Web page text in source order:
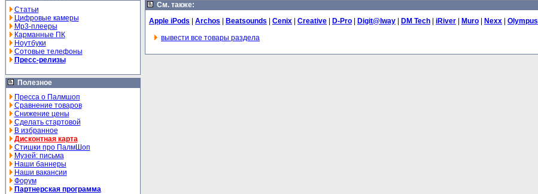
Статьи
Цифровые камеры
Mp3-плееры
Карманные ПК
Ноутбуки
Сотовые телефоны
Пресс-релизы
Полезное
Пресса о Палмшоп
Сравнение товаров
Снижение цены
Сделать стартовой
В избранное
Дисконтная карта
Стишки про ПалмШоп
Музей: письма
Наши баннеры
Наши вакансии
Форум
Партнерская программа
См. также:
Apple iPods
Archos Beatsounds Cenix Creative D-Pro Digit@lway DM Tech iRiver Muro Nexx Olympus
вывести все товары раздела